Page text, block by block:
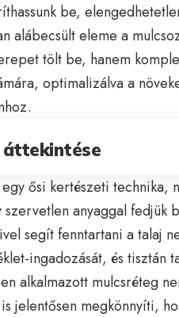
be,
alábecsült eleme a
tölt be, hanem
optimalizálva a
áttekintése
ősi kertészeti technika,
szervetlen anyaggal fedjük
segít fenntartani a talaj
ingadozását, és tisztán
alkalmazott mulcsréteg
jelentősen megkönnyíti,